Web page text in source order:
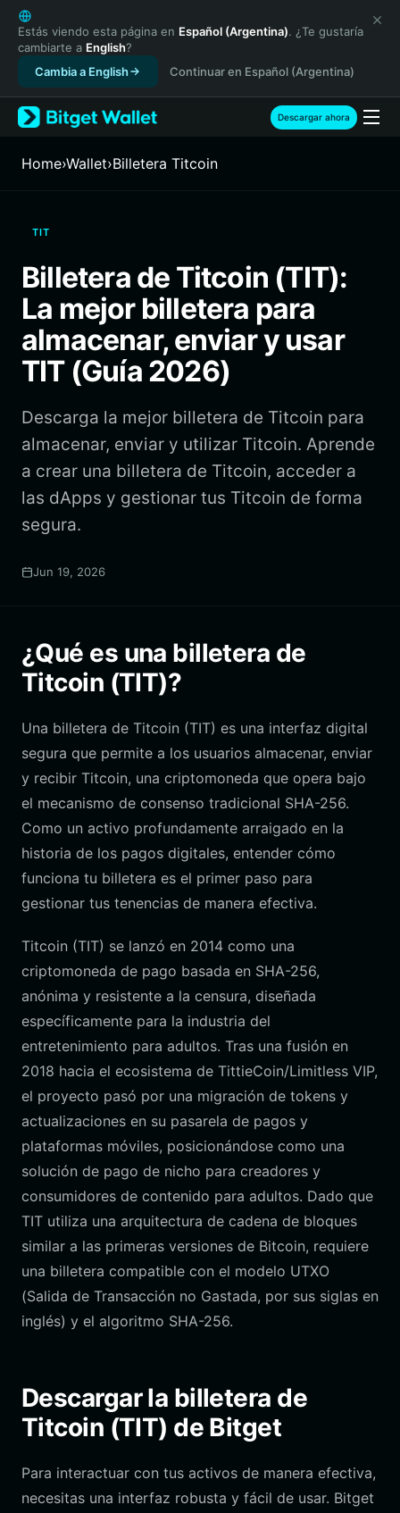
English
日本語
Tiếng Việt
Русский
Español (Latinoamérica)
Türkçe
Français
繁體中文
Bahasa Indonesia
ภาษาไทย
Español
Português (Brasil)
Estás viendo esta página en Español (Argentina). ¿Te gustaría
cambiarte a English?
Cambia a English
Continuar en Español (Argentina)
Descargar ahora
Home›Wallet›Billetera Titcoin
TIT
Billetera de Titcoin (TIT):
La mejor billetera para
almacenar, enviar y usar
TIT (Guía 2026)
Descarga la mejor billetera de Titcoin para
almacenar, enviar y utilizar Titcoin. Aprende
a crear una billetera de Titcoin, acceder a
las dApps y gestionar tus Titcoin de forma
segura.
Jun 19, 2026
¿Qué es una billetera de
Titcoin (TIT)?
Una billetera de Titcoin (TIT) es una interfaz digital
segura que permite a los usuarios almacenar, enviar
y recibir Titcoin, una criptomoneda que opera bajo
el mecanismo de consenso tradicional SHA-256.
Como un activo profundamente arraigado en la
historia de los pagos digitales, entender cómo
funciona tu billetera es el primer paso para
gestionar tus tenencias de manera efectiva.
Titcoin (TIT) se lanzó en 2014 como una
criptomoneda de pago basada en SHA-256,
anónima y resistente a la censura, diseñada
específicamente para la industria del
entretenimiento para adultos. Tras una fusión en
2018 hacia el ecosistema de TittieCoin/Limitless VIP,
el proyecto pasó por una migración de tokens y
actualizaciones en su pasarela de pagos y
plataformas móviles, posicionándose como una
solución de pago de nicho para creadores y
consumidores de contenido para adultos. Dado que
TIT utiliza una arquitectura de cadena de bloques
similar a las primeras versiones de Bitcoin, requiere
una billetera compatible con el modelo UTXO
(Salida de Transacción no Gastada, por sus siglas en
inglés) y el algoritmo SHA-256.
Descargar la billetera de
Titcoin (TIT) de Bitget
Para interactuar con tus activos de manera efectiva,
necesitas una interfaz robusta y fácil de usar. Bitget